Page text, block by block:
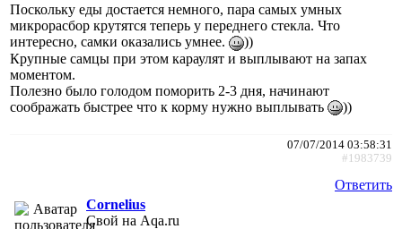
Поскольку еды достается немного, пара самых умных
микрорасбор крутятся теперь у переднего стекла. Что
интересно, самки оказались умнее.
))
Крупные самцы при этом караулят и выплывают на запах
моментом.
Полезно было голодом поморить 2-3 дня, начинают
соображать быстрее что к корму нужно выплывать
))
07/07/2014 03:58:31
#1983739
Ответить
Cornelius
Свой на Aqa.ru